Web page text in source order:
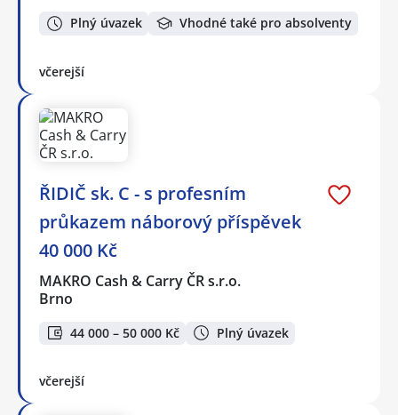
Plný úvazek Vhodné také pro absolventy
včerejší
ŘIDIČ sk. C - s profesním
průkazem náborový příspěvek
40 000 Kč
MAKRO Cash & Carry ČR s.r.o.
Brno
44 000 – 50 000 Kč Plný úvazek
včerejší